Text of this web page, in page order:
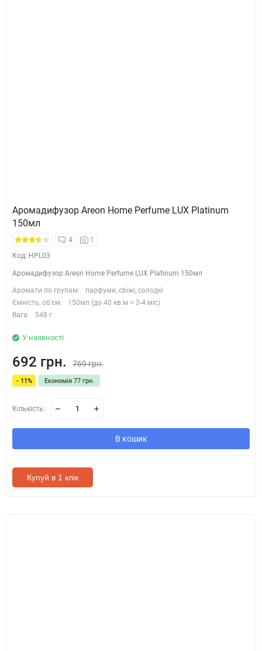
Аромадифузор Areon Home Perfume LUX Platinum
150мл
4
1
Код: HPL03
Аромадифузор Areon Home Perfume LUX Platinum 150мл
Аромати по групам:
парфуми, свіжі, солодкі
Ємність, об'єм:
150мл (до 40 кв.м ≈ 3-4 міс)
Вага:
548 г
У наявності
692 грн. 769 грн.
- 11% Економія 77 грн.
Кількість:
В кошик
Купуй в 1 клік